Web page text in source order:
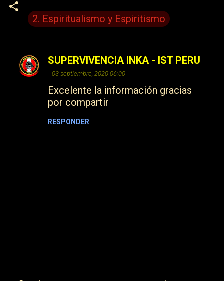
2. Espiritualismo y Espiritismo
C
SUPERVIVENCIA INKA - IST PERU
03 septiembre, 2020 06:00
Excelente la información gracias
por compartir
RESPONDER